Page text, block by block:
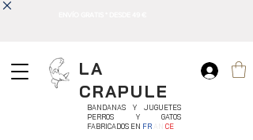
LA
CRAPULE
BANDANAS Y JUGUETES
PERROS Y GATOS
FABRICADOS EN FR CE